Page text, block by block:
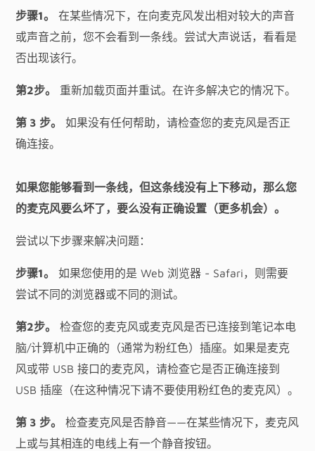
步骤1。
在某些情况下，在向麦克风发出相对较大的声音
或声音之前，您不会看到一条线。尝试大声说话，看看是
否出现该行。
第2步。 重新加载页面并重试。在许多解决它的情况下。
第 3 步。
如果没有任何帮助，请检查您的麦克风是否正
确连接。
如果您能够看到一条线，但这条线没有上下移动，那么您
的麦克风要么坏了，要么没有正确设置（更多机会）。
尝试以下步骤来解决问题：
步骤1。
如果您使用的是 Web 浏览器 - Safari，则需要
尝试不同的浏览器或不同的测试。
第2步。
检查您的麦克风或麦克风是否已连接到笔记本电
脑/计算机中正确的（通常为粉红色）插座。如果是麦克
风或带 USB 接口的麦克风，请检查它是否正确连接到
USB 插座（在这种情况下请不要使用粉红色的麦克风）。
第 3 步。
检查麦克风是否静音——在某些情况下，麦克风
上或与其相连的电线上有一个静音按钮。